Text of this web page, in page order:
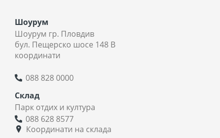
Шоурум
Шоурум гр. Пловдив
бул. Пещерско шосе 148 В
координати
088 828 0000
Склад
Парк отдих и култура
088 628 8577
Координати на склада